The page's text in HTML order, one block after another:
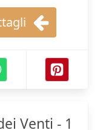
Venti - 1